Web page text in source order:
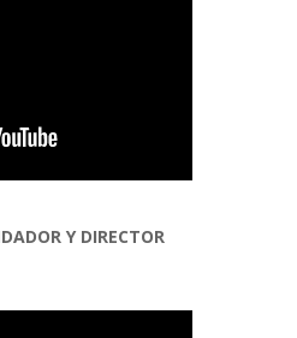
Y DIRECTOR